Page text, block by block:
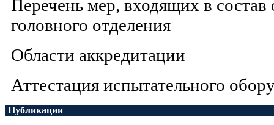
Перечень мер, входящих в состав
головного отделения
Области аккредитации
Аттестация испытательного
Публикации